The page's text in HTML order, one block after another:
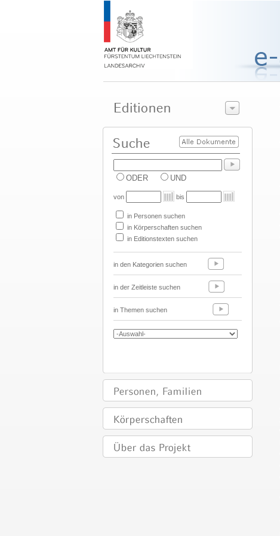
ODER UND
von bis
in Personen suchen
in Körperschaften suchen
in Editionstexten suchen
in den Kategorien suchen
in der Zeitleiste suchen
in Themen suchen